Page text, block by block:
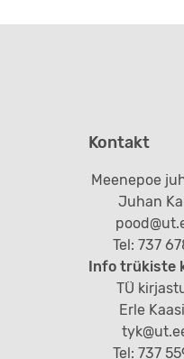
Kontakt
Meenepoe
Juhan
Tel: 737
Info trükiste
TÜ
Erle
Tel: 737